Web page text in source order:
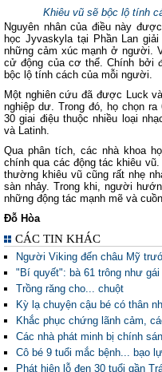
Khiêu vũ sẽ bộc lộ tính
Nguyên nhân của điều này
học Jyvaskyla tại Phần Lan
những cảm xúc mạnh ở người.
cử động của cơ thể. Chính bởi
bộc lộ tính cách của mỗi người.
Một nghiên cứu đã được Luck
nghiệp dư. Trong đó, họ chọn
30 giai điệu thuộc nhiều loại
và Latinh.
Qua phân tích, các nhà khoa
chính qua các động tác khiêu
thường khiêu vũ cũng rất nhẹ
sàn nhảy. Trong khi, người
những động tác mạnh mẽ và
Đỗ Hòa
CÁC TIN KHÁC
Người Viking đến châu Mỹ
"Bí quyết": bà 61 trông như gái
Trồng răng cho... chuột
Kỳ lạ chuyện cậu bé có thân
Khắc phục chứng lãnh cảm,
Các nhà phát minh bị chính
Cô bé 9 tuổi mắc bệnh... bạo
Phát hiện lỗ đen 30 tuổi gần